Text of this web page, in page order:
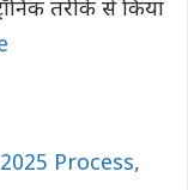
तरीके से किया
Process,